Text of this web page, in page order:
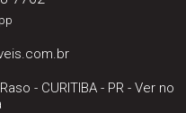
- CURITIBA- PR- Ver no